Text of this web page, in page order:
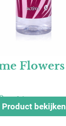
Flowers
Product bekijken